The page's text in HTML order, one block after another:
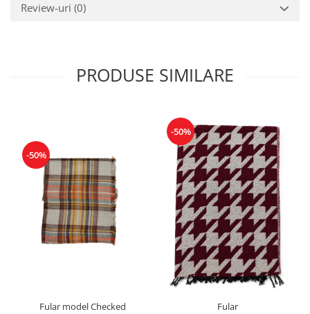
Review-uri (0)
PRODUSE SIMILARE
-50%
Fular model Checked
-50%
Fular